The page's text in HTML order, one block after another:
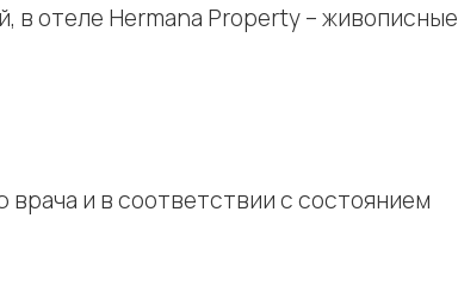
в отеле Hermana Property – живописные
и в соответствии с состоянием